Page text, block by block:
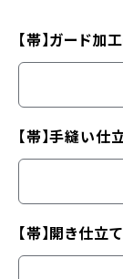
【帯】ガード
【帯】手縫い
【帯】開き仕